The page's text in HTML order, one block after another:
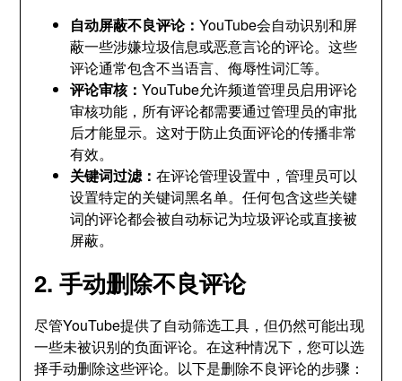
自动屏蔽不良评论：YouTube会自动识别和屏
蔽一些涉嫌垃圾信息或恶意言论的评论。这些
评论通常包含不当语言、侮辱性词汇等。
评论审核：YouTube允许频道管理员启用评论
审核功能，所有评论都需要通过管理员的审批
后才能显示。这对于防止负面评论的传播非常
有效。
关键词过滤：在评论管理设置中，管理员可以
设置特定的关键词黑名单。任何包含这些关键
词的评论都会被自动标记为垃圾评论或直接被
屏蔽。
2. 手动删除不良评论
尽管YouTube提供了自动筛选工具，但仍然可能出现
一些未被识别的负面评论。在这种情况下，您可以选
择手动删除这些评论。以下是删除不良评论的步骤：